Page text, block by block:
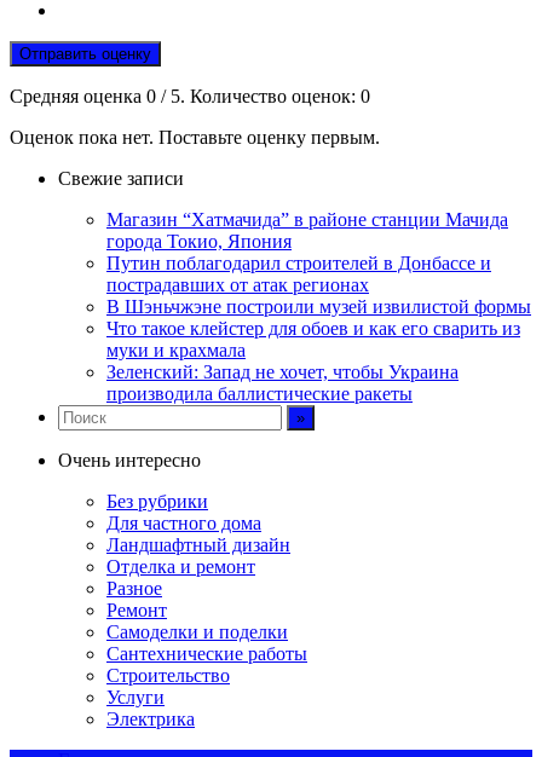
Отправить оценку
Средняя оценка 0 / 5. Количество оценок: 0
Оценок пока нет. Поставьте оценку первым.
Свежие записи
Магазин “Хатмачида” в районе станции Мачида
города Токио, Япония
Путин поблагодарил строителей в Донбассе и
пострадавших от атак регионах
В Шэньчжэне построили музей извилистой формы
Что такое клейстер для обоев и как его сварить из
муки и крахмала
Зеленский: Запад не хочет, чтобы Украина
производила баллистические ракеты
Очень интересно
Без рубрики
Для частного дома
Ландшафтный дизайн
Отделка и ремонт
Разное
Ремонт
Самоделки и поделки
Сантехнические работы
Строительство
Услуги
Электрика